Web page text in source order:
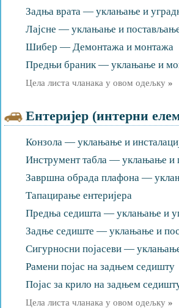
Задња врата — уклањање и
Лајсне — уклањање и
Шибер — Демонтажа и монтажа
Предњи браник — уклањање и
Цела листа чланака у овом одељку »
Ентеријер (интерни
Конзола — уклањање и
Инструмент табла — уклањање и
Завршна обрада плафона —
Тапацирање ентеријера
Предња седишта — уклањање и
Задње седиште — уклањање и
Сигурносни појасеви —
Рамени појас на задњем седишту
Појас за крило на задњем
Цела листа чланака у овом одељку »